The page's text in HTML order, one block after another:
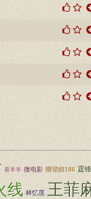
喜羊羊 微电影 猥琐妞186 霆锋
线 林忆莲 王菲